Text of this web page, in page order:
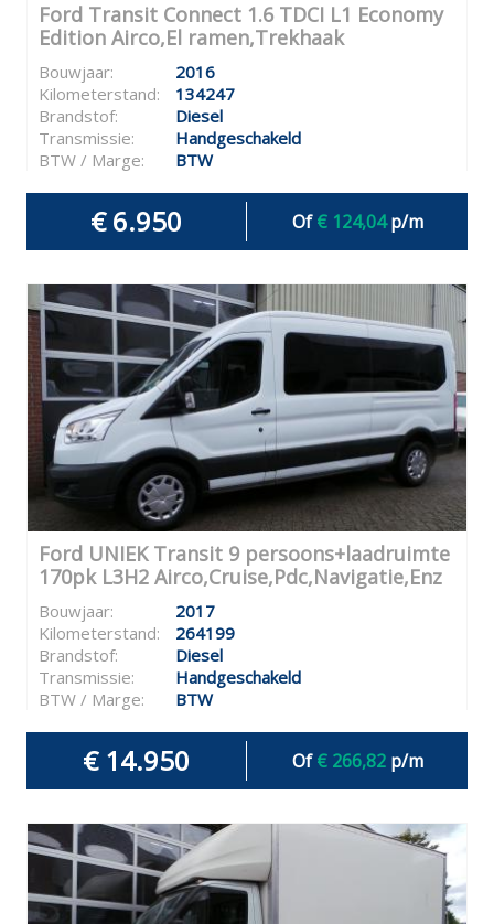
Ford Transit Connect 1.6 TDCI L1 Economy
Edition Airco,El ramen,Trekhaak
Bouwjaar:
2016
Kilometerstand:
134247
Brandstof:
Diesel
Transmissie:
Handgeschakeld
BTW / Marge:
BTW
€ 6.950 Of€ 124,04p/m
Ford UNIEK Transit 9 persoons+laadruimte
170pk L3H2 Airco,Cruise,Pdc,Navigatie,Enz
Bouwjaar:
2017
Kilometerstand:
264199
Brandstof:
Diesel
Transmissie:
Handgeschakeld
BTW / Marge:
BTW
€ 14.950 Of€ 266,82p/m